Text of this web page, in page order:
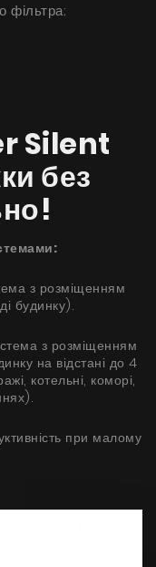
фільтра;
Silent
без
з розміщенням
будинку).
з розміщенням
на відстані до 4
котельні, коморі,
при малому